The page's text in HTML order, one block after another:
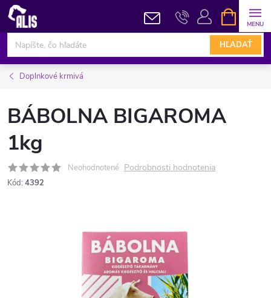
Prejsť
obsah
HĽADAŤ
KOŠÍK
Doplnkové krmivá
BÁBOLNA BIGAROMA
1kg
Neohodnotené Podrobnosti hodnotenia
Kód: 4392